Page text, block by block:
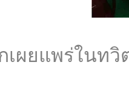
ผยแพร่ในทวิ